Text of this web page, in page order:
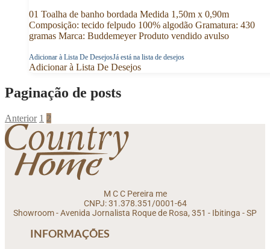
01 Toalha de banho bordada Medida 1,50m x 0,90m
Composição: tecido felpudo 100% algodão Gramatura: 430
gramas Marca: Buddemeyer Produto vendido avulso
Adicionar à Lista De DesejosJá está na lista de desejos
Adicionar à Lista De Desejos
Paginação de posts
Anterior 1 2
M C C Pereira me
CNPJ: 31.378.351/0001-64
Showroom - Avenida Jornalista Roque de Rosa, 351 - Ibitinga - SP
INFORMAÇÕES